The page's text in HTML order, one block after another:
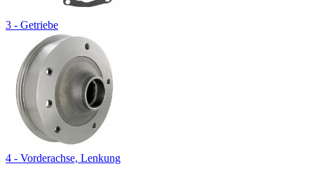
3 - Getriebe
4 - Vorderachse, Lenkung